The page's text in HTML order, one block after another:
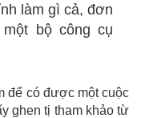
làm gì cả, đơn
bộ công cụ
để có được một cuộc
ghen tị tham khảo từ